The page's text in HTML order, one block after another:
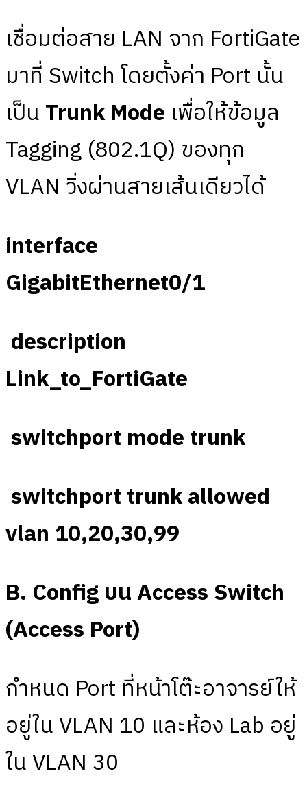
เชื่อมต่อสาย LAN จาก FortiGate
มาที่ Switch โดยตั้งค่า Port นั้น
เป็นTrunk Mode เพื่อให้ข้อมูล
Tagging (802.1Q) ของทุก
VLAN วิ่งผ่านสายเส้นเดียวได้
interface
GigabitEthernet0/1
description
Link_to_FortiGate
switchport mode trunk
switchport trunk allowed
vlan 10,20,30,99
B. Config บน Access Switch
(Access Port)
กำหนด Port ที่หน้าโต๊ะอาจารย์ให้
อยู่ใน VLAN 10 และห้อง Lab อยู่
ใน VLAN 30